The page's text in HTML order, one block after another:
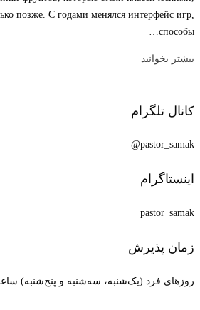
позже. С годами менялся интерфейс игр,
способы…
بیشتر بخوانید
کانال تلگرام
pastor_samak@
اینستاگرام
pastor_samak
زمان پذیرش
روزهای فرد (یک‌شنبه، سه‌شنبه و پنج‌شنبه) ساعت 15:00 الی